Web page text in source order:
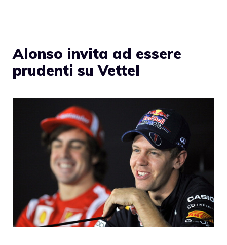
Alonso invita ad essere
prudenti su Vettel